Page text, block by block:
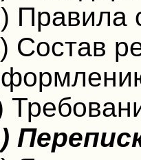
Правила
Состав